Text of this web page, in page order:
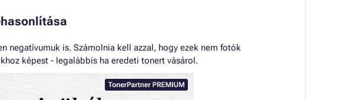
negatívumuk is. Számolnia kell azzal, hogy ezek nem fotók
képest - legalábbis ha eredeti tonert vásárol.